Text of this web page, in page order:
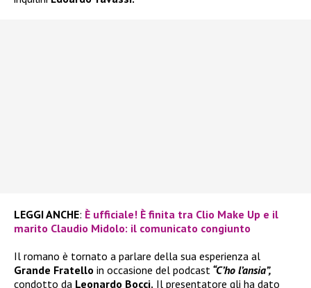
LEGGI ANCHE: È ufficiale! È finita tra Clio Make Up e il
marito Claudio Midolo: il comunicato congiunto
Il romano è tornato a parlare della sua esperienza al
Grande Fratello in occasione del podcast “C’ho l’ansia”,
condotto da Leonardo Bocci. Il presentatore gli ha dato